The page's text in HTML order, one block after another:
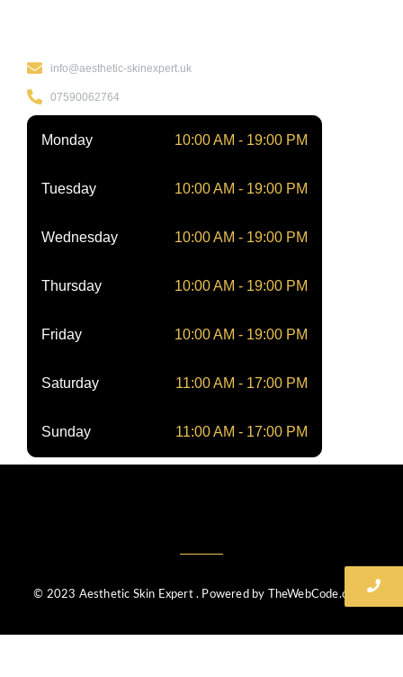
info@aesthetic-skinexpert.uk
07590062764
Monday 10:00 AM - 19:00 PM
Tuesday 10:00 AM - 19:00 PM
Wednesday 10:00 AM - 19:00 PM
Thursday 10:00 AM - 19:00 PM
Friday 10:00 AM - 19:00 PM
Saturday 11:00 AM - 17:00 PM
Sunday 11:00 AM - 17:00 PM
© 2023 Aesthetic Skin Expert . Powered by TheWebCode.co.uk